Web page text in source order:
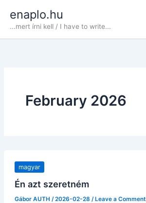
content
enaplo.hu
...mert írni kell / I have to write...
February 2026
magyar
Én azt szeretném
Gábor AUTH /2026-02-28 /Leave a Comment